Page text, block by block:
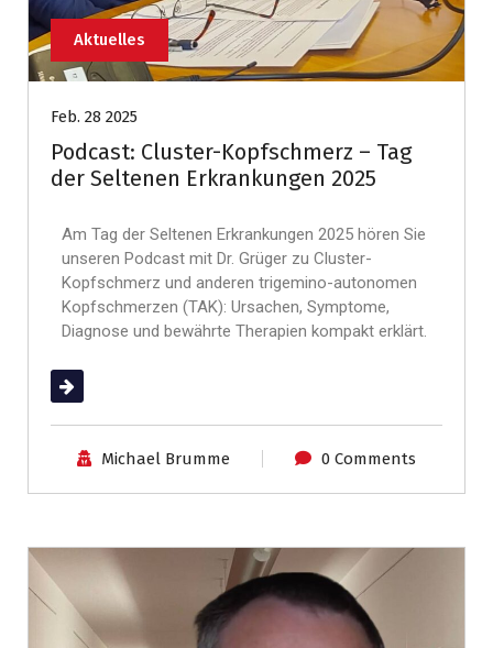
Aktuelles
Feb. 28 2025
Podcast: Cluster-Kopfschmerz – Tag
der Seltenen Erkrankungen 2025
Am Tag der Seltenen Erkrankungen 2025 hören Sie
unseren Podcast mit Dr. Grüger zu Cluster-
Kopfschmerz und anderen trigemino-autonomen
Kopfschmerzen (TAK): Ursachen, Symptome,
Diagnose und bewährte Therapien kompakt erklärt.
(mehr …)
Michael Brumme 0 Comments